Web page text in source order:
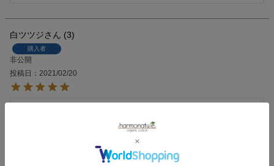
白ツツジ 3
購入者
非公開
投稿日
2021/02/20
てほんとによかった。ほどよくフィットし、形崩れないま